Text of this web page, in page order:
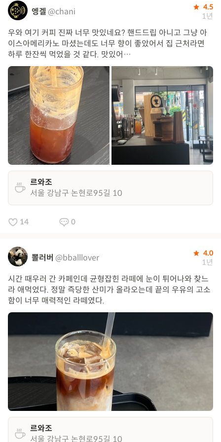
엥겔 @chani 4.5
1년
우와 여기 커피 진짜 너무 맛있네요? 핸드드립 아니고 그냥 아
이스아메리카노 마셨는데도 너무 향이 좋았어서 집 근처라면
하루 한잔씩 먹었을 것 같다. 맛있어…
르와조
서울 강남구 논현로95길 10
14 0
뽈러버 @bballlover 4.0
1년
시간 때우러 간 카페인데 균형잡힌 라떼에 눈이 튀어나와 찾느
라 애먹었다. 정말 즉당한 산미가 올라오는데 끝의 우유의 고소
함이 너무 매력적인 라떼였다.
르와조
서울 강남구 논현로95길 10